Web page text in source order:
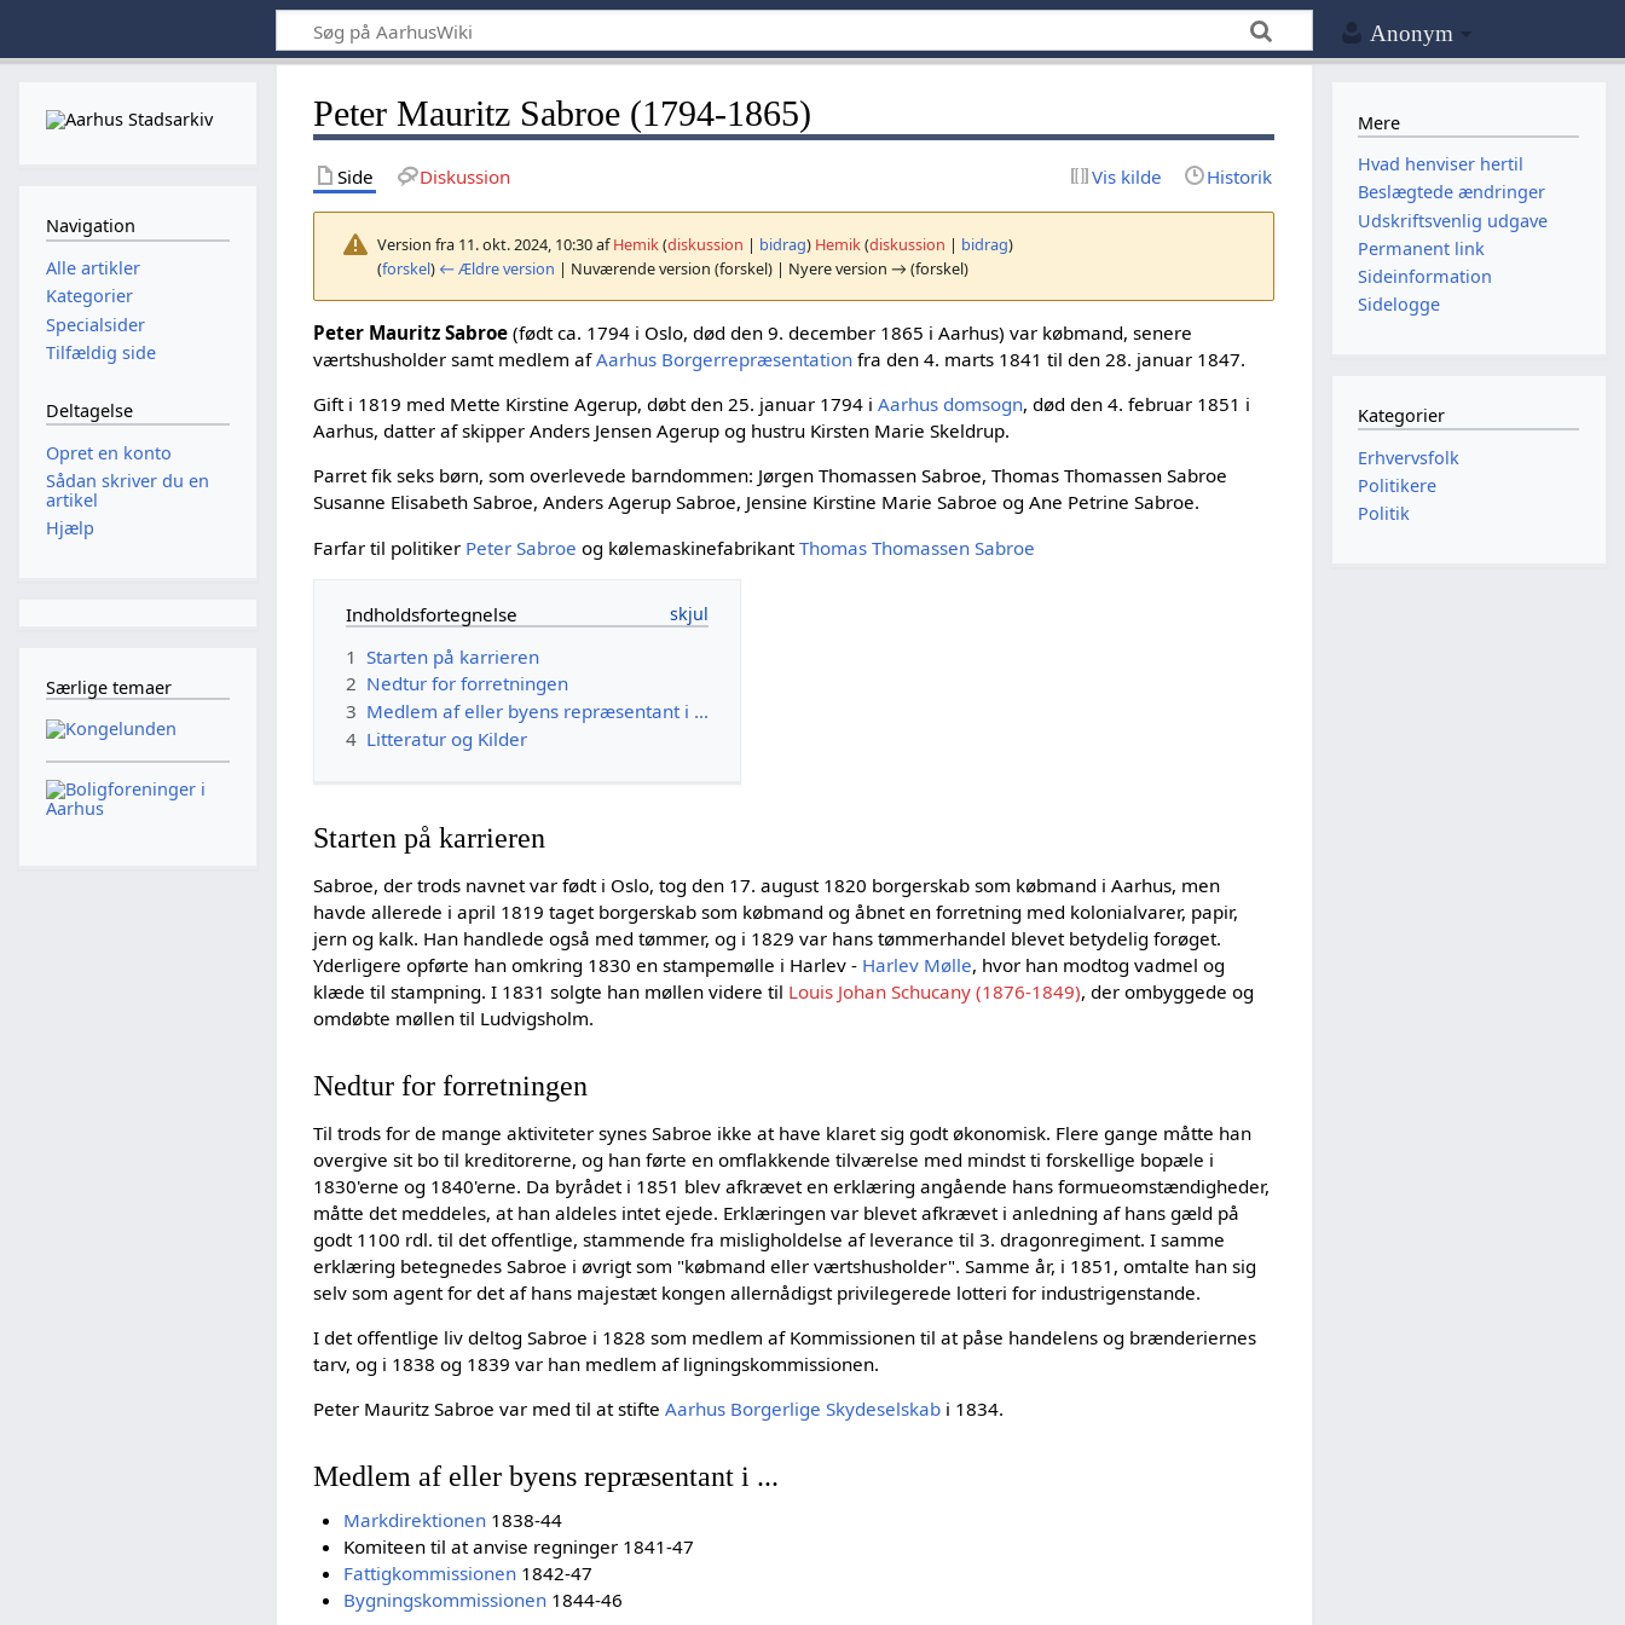
Anonym
Peter Mauritz Sabroe (1794-1865)
Side Diskussion Vis kilde Historik
Version fra 11. okt. 2024, 10:30 afHemik(diskussion | bidrag) Hemik(diskussion | bidrag)
(forskel) ← Ældre version | Nuværende version (forskel) | Nyere version → (forskel)
Peter Mauritz Sabroe (født ca. 1794 i Oslo, død den 9. december 1865 i Aarhus) var købmand, senere
værtshusholder samt medlem afAarhus Borgerrepræsentation fra den 4. marts 1841 til den 28. januar 1847.
Gift i 1819 med Mette Kirstine Agerup, døbt den 25. januar 1794 iAarhus domsogn, død den 4. februar 1851 i
Aarhus, datter af skipper Anders Jensen Agerup og hustru Kirsten Marie Skeldrup.
Parret fik seks børn, som overlevede barndommen: Jørgen Thomassen Sabroe, Thomas Thomassen Sabroe
Susanne Elisabeth Sabroe, Anders Agerup Sabroe, Jensine Kirstine Marie Sabroe og Ane Petrine Sabroe.
Farfar til politiker Peter Sabroe og kølemaskinefabrikantThomas Thomassen Sabroe
Indholdsfortegnelse
1 Starten på karrieren
2 Nedtur for forretningen
3 Medlem af eller byens repræsentant i ...
4 Litteratur og Kilder
Starten på karrieren
Sabroe, der trods navnet var født i Oslo, tog den 17. august 1820 borgerskab som købmand i Aarhus, men
havde allerede i april 1819 taget borgerskab som købmand og åbnet en forretning med kolonialvarer, papir,
jern og kalk. Han handlede også med tømmer, og i 1829 var hans tømmerhandel blevet betydelig forøget.
Yderligere opførte han omkring 1830 en stampemølle i Harlev - Harlev Mølle, hvor han modtog vadmel og
klæde til stampning. I 1831 solgte han møllen videre til Louis Johan Schucany (1876-1849), der ombyggede og
omdøbte møllen til Ludvigsholm.
Nedtur for forretningen
Til trods for de mange aktiviteter synes Sabroe ikke at have klaret sig godt økonomisk. Flere gange måtte han
overgive sit bo til kreditorerne, og han førte en omflakkende tilværelse med mindst ti forskellige bopæle i
1830'erne og 1840'erne. Da byrådet i 1851 blev afkrævet en erklæring angående hans formueomstændigheder,
måtte det meddeles, at han aldeles intet ejede. Erklæringen var blevet afkrævet i anledning af hans gæld på
godt 1100 rdl. til det offentlige, stammende fra misligholdelse af leverance til 3. dragonregiment. I samme
erklæring betegnedes Sabroe i øvrigt som "købmand eller værtshusholder". Samme år, i 1851, omtalte han sig
selv som agent for det af hans majestæt kongen allernådigst privilegerede lotteri for industrigenstande.
I det offentlige liv deltog Sabroe i 1828 som medlem af Kommissionen til at påse handelens og brænderiernes
tarv, og i 1838 og 1839 var han medlem af ligningskommissionen.
Peter Mauritz Sabroe var med til at stifteAarhus Borgerlige Skydeselskab i 1834.
Medlem af eller byens repræsentant i ...
Markdirektionen1838-44
Komiteen til at anvise regninger 1841-47
Fattigkommissionen1842-47
Bygningskommissionen1844-46
Navigation
Alle artikler
Kategorier
Specialsider
Tilfældig side
Deltagelse
Opret en konto
Sådan skriver du en
artikel
Hjælp
Særlige temaer
Mere
Hvad henviser hertil
Beslægtede ændringer
Udskriftsvenlig udgave
Permanent link
Sideinformation
Sidelogge
Kategorier
Erhvervsfolk
Politikere
Politik